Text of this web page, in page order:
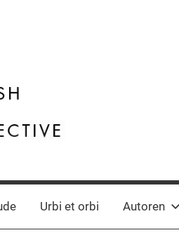
Urbi et orbi Autoren